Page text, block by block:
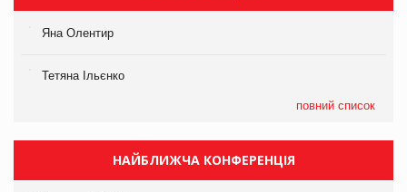
Яна Олентир
Тетяна Ільєнко
повний список
НАЙБЛИЖЧА КОНФЕРЕНЦІЯ